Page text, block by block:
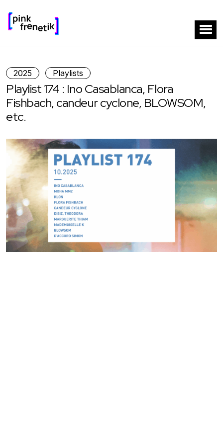
2025 Playlists
Playlist 174 : Ino Casablanca, Flora
Fishbach, candeur cyclone, BLOWSOM,
etc.